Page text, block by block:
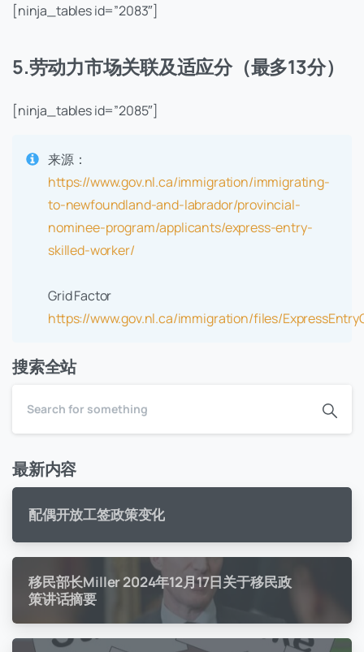
[ninja_tables id=”2083″]
5.劳动力市场关联及适应分（最多13分）
[ninja_tables id=”2085″]
来源：
https://www.gov.nl.ca/immigration/immigrating-
to-newfoundland-and-labrador/provincial-
nominee-program/applicants/express-entry-
skilled-worker/
Grid Factor
https://www.gov.nl.ca/immigration/files/
搜索全站
最新内容
配偶开放工签政策变化
移民部长Miller 2024年12月17日关于移民政
策讲话摘要